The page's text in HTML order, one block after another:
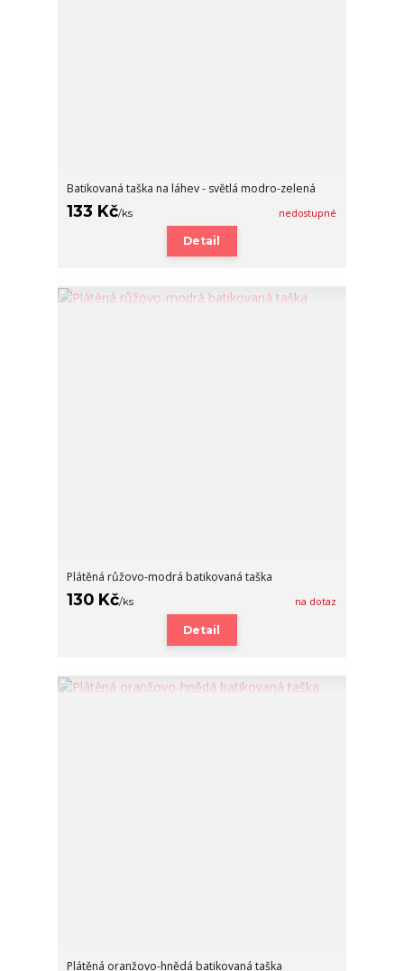
Batikovaná taška na láhev - světlá modro-zelená
133 Kč/ks nedostupné
Detail
Plátěná růžovo-modrá batikovaná taška
130 Kč/ks na dotaz
Detail
Plátěná oranžovo-hnědá batikovaná taška